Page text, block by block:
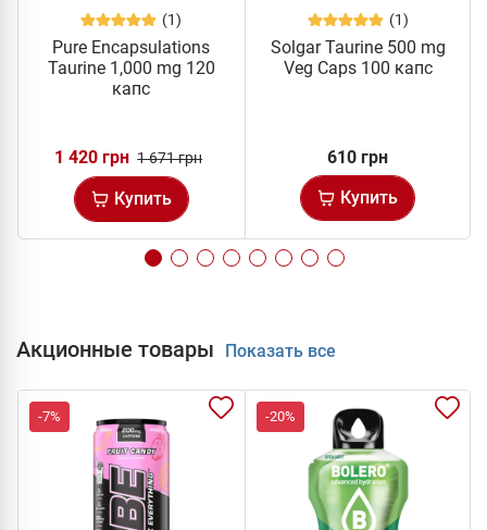
(1)
Pure Encapsulations
Taurine 1,000 mg 120
капс
1 420 грн 1 671 грн
Купить
(1)
Solgar Taurine 500 mg
Veg Caps 100 капс
610 грн
Купить
Акционные товары Показать все
-7% -20%